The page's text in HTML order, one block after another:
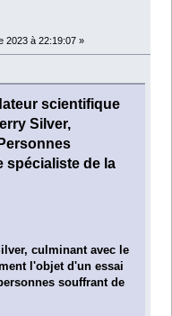
2023 à 22:19:07 »
scientifique
Silver,
spécialiste de la
culminant avec le
l'objet d'un essai
souffrant de